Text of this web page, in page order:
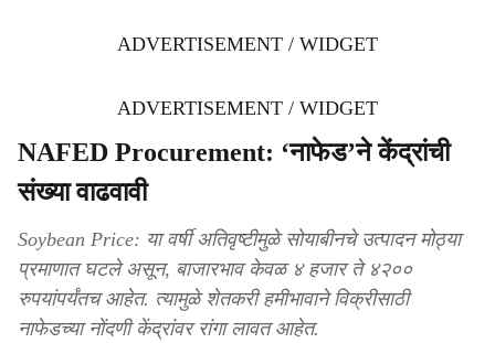
ADVERTISEMENT / WIDGET
ADVERTISEMENT / WIDGET
NAFED Procurement: ‘नाफेड’ने केंद्रांची
संख्या वाढवावी
Soybean Price: या वर्षी अतिवृष्टीमुळे सोयाबीनचे उत्पादन मोठ्या
प्रमाणात घटले असून, बाजारभाव केवळ ४ हजार ते ४२००
रुपयांपर्यंतच आहेत. त्यामुळे शेतकरी हमीभावाने विक्रीसाठी
नाफेडच्या नोंदणी केंद्रांवर रांगा लावत आहेत.